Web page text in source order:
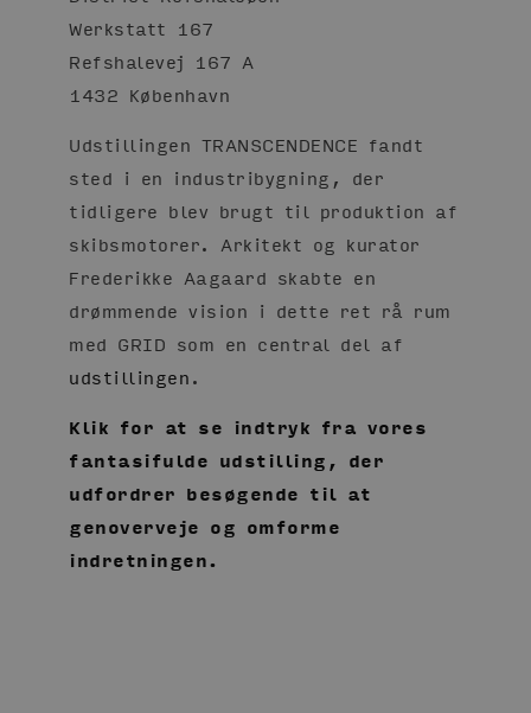
Werkstatt 167
Refshalevej 167 A
1432 København
Udstillingen TRANSCENDENCE fandt
sted i en industribygning, der
tidligere blev brugt til produktion af
skibsmotorer. Arkitekt og kurator
Frederikke Aagaard skabte en
drømmende vision i dette ret rå rum
med GRID som en central del af
udstillingen.
Klik for at se indtryk fra vores
fantasifulde udstilling, der
udfordrer besøgende til at
genoverveje og omforme
indretningen.